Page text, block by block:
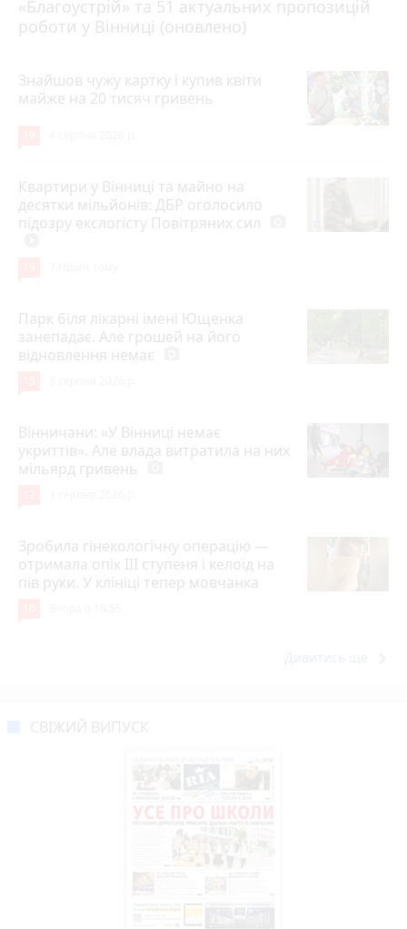
«Благоустрій» та 51 актуальних пропозицій
роботи у Вінниці (оновлено)
Знайшов чужу картку і купив квіти
майже на 20 тисяч гривень
Квартири у Вінниці та майно на
десятки мільйонів: ДБР оголосило
підозру екслогісту Повітряних сил
Парк біля лікарні імені Ющенка
занепадає. Але грошей на його
відновлення немає
Вінничани: «У Вінниці немає
укриттів». Але влада витратила на них
мільярд гривень
Зробила гінекологічну операцію —
отримала опік ІІІ ступеня і келоїд на
пів руки. У клініці тепер мовчанка